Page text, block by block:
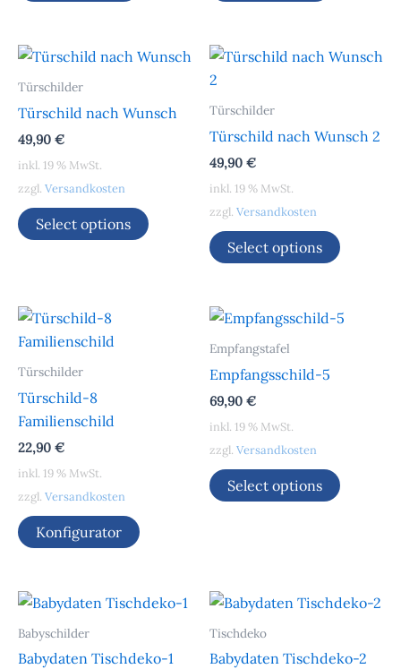
Türschilder
Türschild nach Wunsch
49,90 €
inkl. 19 % MwSt.
zzgl. Versandkosten
Select options
Türschilder
Türschild nach Wunsch 2
49,90 €
inkl. 19 % MwSt.
zzgl. Versandkosten
Select options
Türschilder
Türschild-8
Familienschild
22,90 €
inkl. 19 % MwSt.
zzgl. Versandkosten
Konfigurator
Empfangstafel
Empfangsschild-5
69,90 €
inkl. 19 % MwSt.
zzgl. Versandkosten
Select options
Babyschilder
Babydaten Tischdeko-1
Tischdeko
Babydaten Tischdeko-2